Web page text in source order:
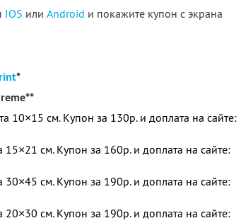
IOS или Android и покажите купон с экрана
*
см. Купон за 130р. и доплата на сайте:
см. Купон за 160р. и доплата на сайте:
см. Купон за 190р. и доплата на сайте:
см. Купон за 190р. и доплата на сайте: